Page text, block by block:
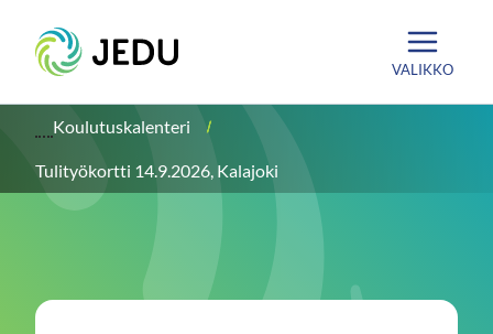
sisältöön
Etusivu
VALIKKO
Koulutuskalenteri
Tulityökortti 14.9.2026, Kalajoki